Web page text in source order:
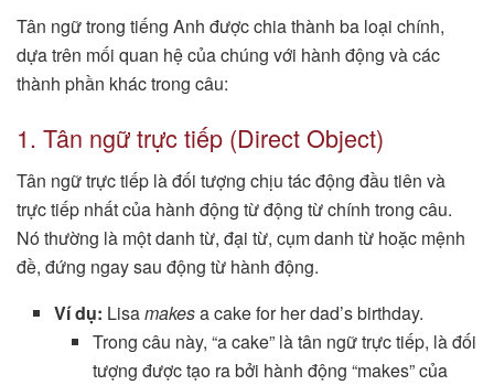
Tân ngữ trong tiếng Anh được chia thành ba loại chính,
dựa trên mối quan hệ của chúng với hành động và các
thành phần khác trong câu:
1. Tân ngữ trực tiếp (Direct Object)
Tân ngữ trực tiếp là đối tượng chịu tác động đầu tiên và
trực tiếp nhất của hành động từ động từ chính trong câu.
Nó thường là một danh từ, đại từ, cụm danh từ hoặc mệnh
đề, đứng ngay sau động từ hành động.
Ví dụ: Lisamakesa cake for her dad’s birthday.
Trong câu này, “a cake” là tân ngữ trực tiếp, là đối
tượng được tạo ra bởi hành động “makes” của